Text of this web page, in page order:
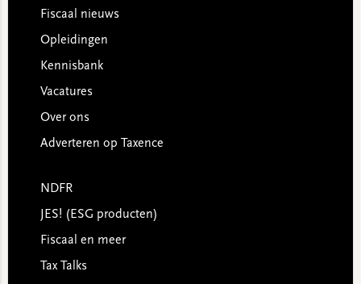
Footer
Fiscaal nieuws
Opleidingen
Kennisbank
Vacatures
Over ons
Adverteren op Taxence
NDFR
JES! (ESG producten)
Fiscaal en meer
Tax Talks